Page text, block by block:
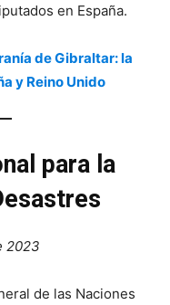
en España.
de Gibraltar: la
y Reino Unido
para la
2023
de las Naciones